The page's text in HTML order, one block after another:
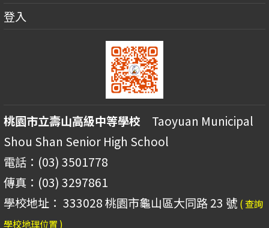
登入
桃園市立壽山高級中等學校 Taoyuan Municipal
Shou Shan Senior High School
電話：(03) 3501778
傳真：(03) 3297861
學校地址： 333028 桃園市龜山區大同路 23 號 ( 查詢
學校地理位置 )